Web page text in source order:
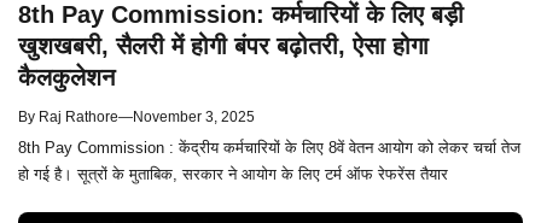
8th Pay Commission: कर्मचारियों के लिए बड़ी
खुशखबरी, सैलरी में होगी बंपर बढ़ोतरी, ऐसा होगा
कैलकुलेशन
By Raj Rathore—November 3, 2025
8th Pay Commission : केंद्रीय कर्मचारियों के लिए 8वें वेतन आयोग को लेकर चर्चा तेज
हो गई है। सूत्रों के मुताबिक, सरकार ने आयोग के लिए टर्म ऑफ रेफरेंस तैयार